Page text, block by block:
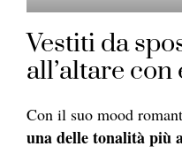
Vestiti da
all’altare con
Con il suo mood
una delle tonalità più